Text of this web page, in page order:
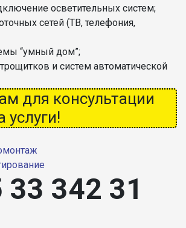
осветительных систем;
сетей (ТВ, телефония,
“умный дом”;
и систем автоматической
для консультации
услуги!
33 342 31